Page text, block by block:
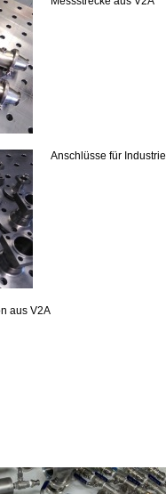
Anschlüsse für
aus V2A